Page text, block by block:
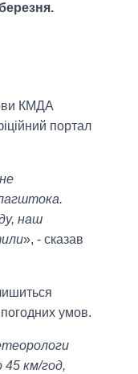
КМДА
портал
наш
», - сказав
умов.
45 км/год,